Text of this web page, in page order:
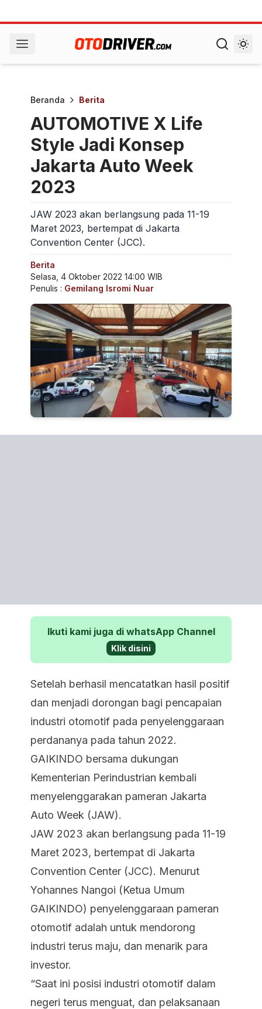
Beranda Berita
AUTOMOTIVE X Life
Style Jadi Konsep
Jakarta Auto Week
2023
JAW 2023 akan berlangsung pada 11-19
Maret 2023, bertempat di Jakarta
Convention Center (JCC).
Berita
Selasa, 4 Oktober 2022 14:00 WIB
Penulis : Gemilang Isromi Nuar
Ikuti kami juga di whatsApp Channel
Klik disini
Setelah berhasil mencatatkan hasil positif
dan menjadi dorongan bagi pencapaian
industri otomotif pada penyelenggaraan
perdananya pada tahun 2022.
GAIKINDO bersama dukungan
Kementerian Perindustrian kembali
menyelenggarakan pameran Jakarta
Auto Week (JAW).
JAW 2023 akan berlangsung pada 11-19
Maret 2023, bertempat di Jakarta
Convention Center (JCC). Menurut
Yohannes Nangoi (Ketua Umum
GAIKINDO) penyelenggaraan pameran
otomotif adalah untuk mendorong
industri terus maju, dan menarik para
investor.
“Saat ini posisi industri otomotif dalam
negeri terus menguat, dan pelaksanaan